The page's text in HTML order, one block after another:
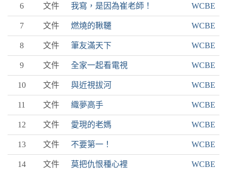
6 文件 我寫，是因為崔老師！ WCBE
7 文件 燃燒的鞦韆 WCBE
8 文件 筆友滿天下 WCBE
9 文件 全家一起看電視 WCBE
10 文件 與近視拔河 WCBE
11 文件 織夢高手 WCBE
12 文件 愛現的老媽 WCBE
13 文件 不要第一！ WCBE
14 文件 莫把仇恨種心裡 WCBE